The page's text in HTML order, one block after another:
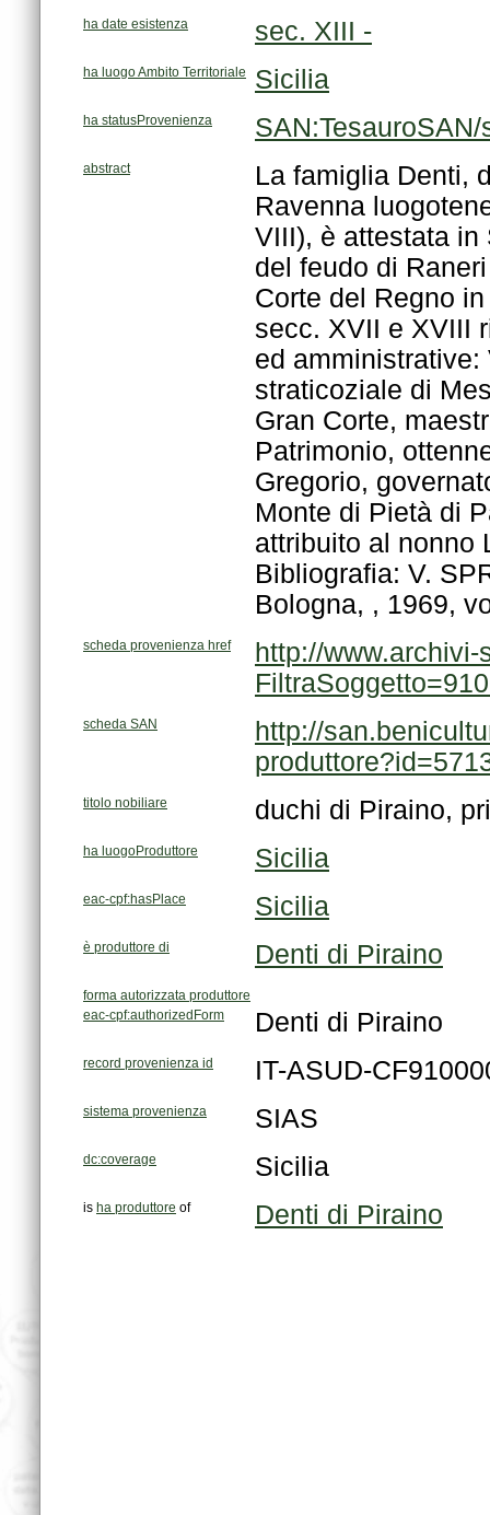
ha date esistenza sec. XIII -
ha luogo Ambito Territoriale Sicilia
ha statusProvenienza
abstract
Bologna, , 1969,
scheda provenienza href
scheda SAN
titolo nobiliare duchi di Piraino,
ha luogoProduttore Sicilia
eac-cpf:hasPlace Sicilia
è produttore di Denti di Piraino
forma autorizzata produttore
eac-cpf:authorizedForm
Denti di Piraino
record provenienza id IT-ASUD-
sistema provenienza SIAS
dc:coverage Sicilia
is ha produttore of Denti di Piraino